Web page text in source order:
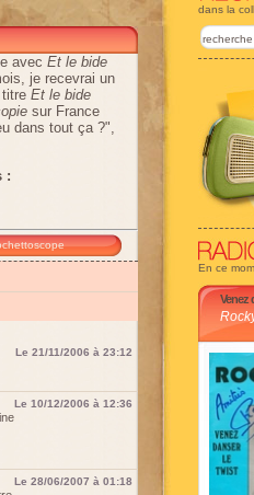
dans la
En ce
Venez
avecEt le bide
je recevrai un
titreEt le bide
sur France
dans tout ça ?",
:
Le 21/11/2006 à 23:12
Le 10/12/2006 à 12:36
Le 28/06/2007 à 01:18